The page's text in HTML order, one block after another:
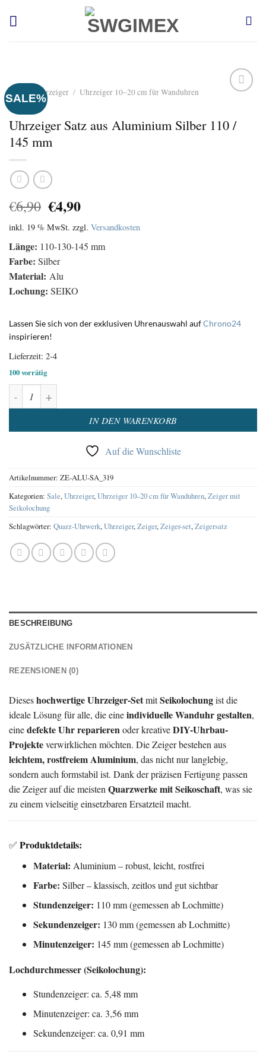
SALE%
die
Start / Uhrzeiger / Uhrzeiger 10–20 cm für Wanduhren
Uhrzeiger Satz aus Aluminium Silber 110 /
145 mm
€6,90 Ursprünglicher
Preis
war:
€6,90
€4,90Aktueller
Preis
ist:
€4,90.
inkl. 19 % MwSt. zzgl. Versandkosten
Länge: 110-130-145 mm
Farbe: Silber
Material: Alu
Lochung: SEIKO
Lassen Sie sich von der exklusiven Uhrenauswahl aufChrono24
inspirieren!
Lieferzeit: 2-4
100 vorrätig
Uhrzeiger Satz aus Aluminium Silber 110 / 145 mm Menge
IN DEN WARENKORB
Alternative:
Auf die Wunschliste
Artikelnummer: ZE-ALU-SA_319
Kategorien: Sale,Uhrzeiger,Uhrzeiger 10–20 cm für Wanduhren,Zeiger mit
Seikolochung
Schlagwörter: Quarz-Uhrwerk,Uhrzeiger,Zeiger,Zeiger-set,Zeigersatz
BESCHREIBUNG
ZUSÄTZLICHE INFORMATIONEN
REZENSIONEN (0)
Dieseshochwertige Uhrzeiger-SetmitSeikolochungist die
ideale Lösung für alle, die eineindividuelle Wanduhr gestalten,
einedefekte Uhr reparierenoder kreativeDIY-Uhrbau-
Projekteverwirklichen möchten. Die Zeiger bestehen aus
leichtem, rostfreiem Aluminium, das nicht nur langlebig,
sondern auch formstabil ist. Dank der präzisen Fertigung passen
die Zeiger auf die meistenQuarzwerke mit Seikoschaft, was sie
zu einem vielseitig einsetzbaren Ersatzteil macht.
✅ Produktdetails:
Material: Aluminium – robust, leicht, rostfrei
Farbe: Silber – klassisch, zeitlos und gut sichtbar
Stundenzeiger: 110 mm (gemessen ab Lochmitte)
Sekundenzeiger: 130 mm (gemessen ab Lochmitte)
Minutenzeiger: 145 mm (gemessen ab Lochmitte)
Lochdurchmesser (Seikolochung):
Stundenzeiger: ca. 5,48 mm
Minutenzeiger: ca. 3,56 mm
Sekundenzeiger: ca. 0,91 mm